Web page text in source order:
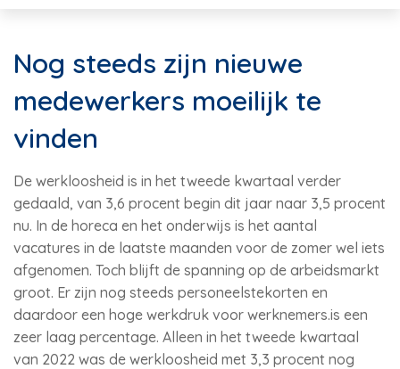
Nog steeds zijn nieuwe
medewerkers moeilijk te
vinden
De werkloosheid is in het tweede kwartaal verder
gedaald, van 3,6 procent begin dit jaar naar 3,5 procent
nu. In de horeca en het onderwijs is het aantal
vacatures in de laatste maanden voor de zomer wel iets
afgenomen. Toch blijft de spanning op de arbeidsmarkt
groot. Er zijn nog steeds personeelstekorten en
daardoor een hoge werkdruk voor werknemers.is een
zeer laag percentage. Alleen in het tweede kwartaal
van 2022 was de werkloosheid met 3,3 procent nog